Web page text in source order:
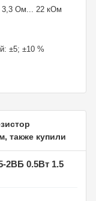
3,3 Ом... 22 кОм
±5; ±10 %
также купили
2ВБ 0.5Вт 1.5